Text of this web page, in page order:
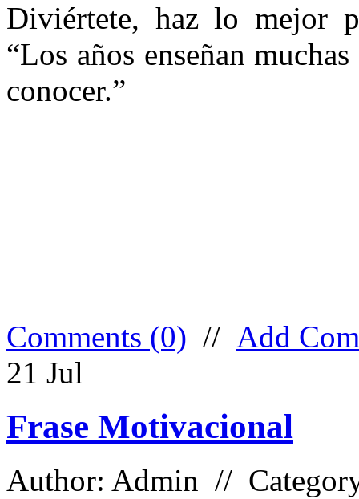
Diviértete, haz lo mejor
“Los años enseñan
conocer.”
Comments (0) // Add
21 Jul
Frase Motivacional
Author: Admin //